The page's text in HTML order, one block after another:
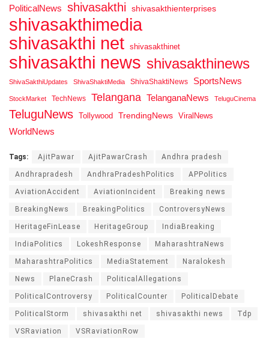
PoliticalNews shivasakthi shivasakthienterprises
shivasakthimedia
shivasakthi net shivasakthinet
shivasakthi news shivasakthinews
ShivaSakthiUpdates ShivaShaktiMedia ShivaShaktiNews SportsNews
StockMarket TechNews Telangana TelanganaNews TeluguCinema
TeluguNews Tollywood TrendingNews ViralNews
WorldNews
Tags: AjitPawar AjitPawarCrash Andhra pradesh
Andhrapradesh AndhraPradeshPolitics APPolitics
AviationAccident AviationIncident Breaking news
BreakingNews BreakingPolitics ControversyNews
HeritageFinLease HeritageGroup IndiaBreaking
IndiaPolitics LokeshResponse MaharashtraNews
MaharashtraPolitics MediaStatement Naralokesh
News PlaneCrash PoliticalAllegations
PoliticalControversy PoliticalCounter PoliticalDebate
PoliticalStorm shivasakthi net shivasakthi news Tdp
VSRaviation VSRaviationRow